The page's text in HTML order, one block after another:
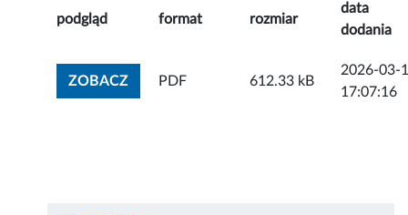
podgląd format rozmiar
data
dodania
ZOBACZZOBACZ ZAŁĄCZNIK
PDF 612.33 kB
2026-03-
17:07:16